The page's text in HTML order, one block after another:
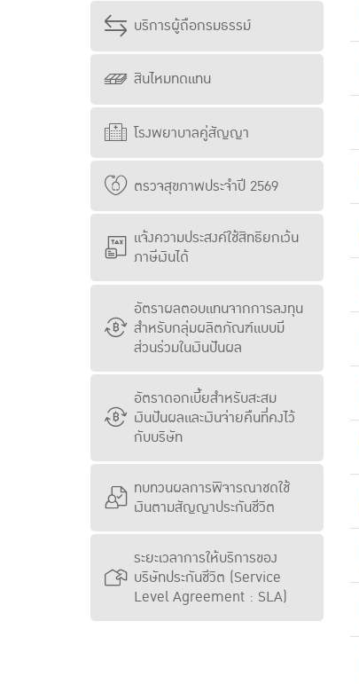
บริการผู้ถือกรมธรรม์
สินไหมทดแทน
โรงพยาบาลคู่สัญญา
ตรวจสุขภาพประจำปี 2569
แจ้งความประสงค์ใช้สิทธิยกเว้น
ภาษีเงินได้
อัตราผลตอบแทนจากการลงทุน
สำหรับกลุ่มผลิตภัณฑ์แบบมี
ส่วนร่วมในเงินปันผล
อัตราดอกเบี้ยสำหรับสะสม
เงินปันผลและเงินจ่ายคืนที่คงไว้
กับบริษัท
ทบทวนผลการพิจารณาชดใช้
เงินตามสัญญาประกันชีวิต
ระยะเวลาการให้บริการของ
บริษัทประกันชีวิต (Service
Level Agreement : SLA)